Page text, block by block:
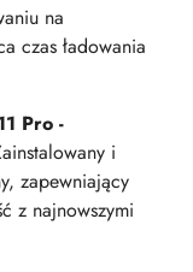
na
czas ładowania
Pro -
i
zapewniający
z najnowszymi